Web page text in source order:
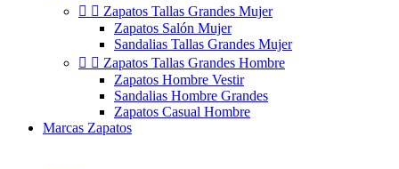
  Zapatos Tallas Grandes Mujer
Zapatos Salón Mujer
Sandalias Tallas Grandes Mujer
  Zapatos Tallas Grandes Hombre
Zapatos Hombre Vestir
Sandalias Hombre Grandes
Zapatos Casual Hombre
Marcas Zapatos